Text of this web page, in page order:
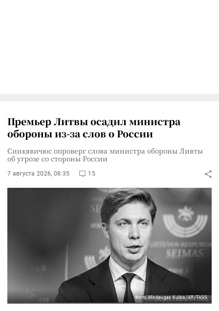
Премьер Литвы осадил министра
обороны из-за слов о России
Синкявичюс опроверг слова министра обороны Ливты
об угрозе со стороны России
7 августа 2026, 08:35 15
Фото: Mindaugas Kulbis/AP/TASS